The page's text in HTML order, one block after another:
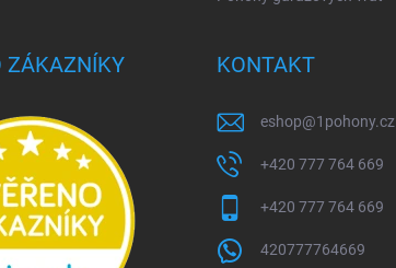
ZÁKAZNÍKY KONTAKT
eshop@1pohony.cz
+420 777 764 669
+420 777 764 669
420777764669